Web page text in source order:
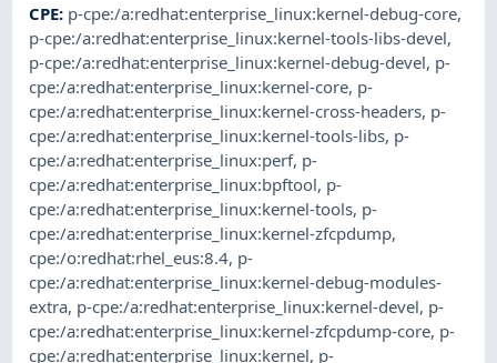
CPE: p-cpe:/a:redhat:enterprise_linux:kernel-debug-core,
p-cpe:/a:redhat:enterprise_linux:kernel-tools-libs-devel,
p-cpe:/a:redhat:enterprise_linux:kernel-debug-devel, p-
cpe:/a:redhat:enterprise_linux:kernel-core, p-
cpe:/a:redhat:enterprise_linux:kernel-cross-headers, p-
cpe:/a:redhat:enterprise_linux:kernel-tools-libs, p-
cpe:/a:redhat:enterprise_linux:perf, p-
cpe:/a:redhat:enterprise_linux:bpftool, p-
cpe:/a:redhat:enterprise_linux:kernel-tools, p-
cpe:/a:redhat:enterprise_linux:kernel-zfcpdump,
cpe:/o:redhat:rhel_eus:8.4, p-
cpe:/a:redhat:enterprise_linux:kernel-debug-modules-
extra, p-cpe:/a:redhat:enterprise_linux:kernel-devel, p-
cpe:/a:redhat:enterprise_linux:kernel-zfcpdump-core, p-
cpe:/a:redhat:enterprise_linux:kernel, p-